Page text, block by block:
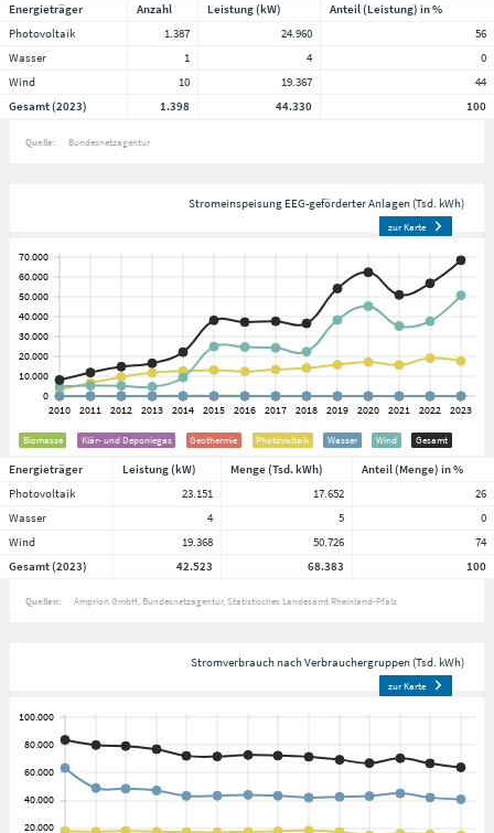
Energieträger Anzahl Leistung (kW)
Anteil (Leistung) in %
Photovoltaik
1.387 24.960
56
Wasser
1 4
0
Wind
10 19.367
44
Gesamt (2023)
1.398 44.330 100
Quelle: Bundesnetzagentur
Stromeinspeisung EEG-geförderter Anlagen (Tsd. kWh)
zur Karte
Biomasse Klär- und Deponiegas Geothermie Photovoltaik Wasser Wind Gesamt
Energieträger Leistung (kW) Menge (Tsd. kWh)
Anteil (Menge) in %
Photovoltaik
23.151 17.652
26
Wasser
4 5
0
Wind
19.368 50.726
74
Gesamt (2023)
42.523 68.383 100
Quellen: Amprion GmbH Bundesnetzagentur Statistisches Landesamt Rheinland-Pfalz
Stromverbrauch nach Verbrauchergruppen (Tsd. kWh)
zur Karte